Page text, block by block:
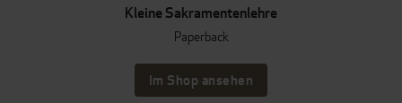
Kleine Sakramentenlehre
Paperback
Im Shop ansehen